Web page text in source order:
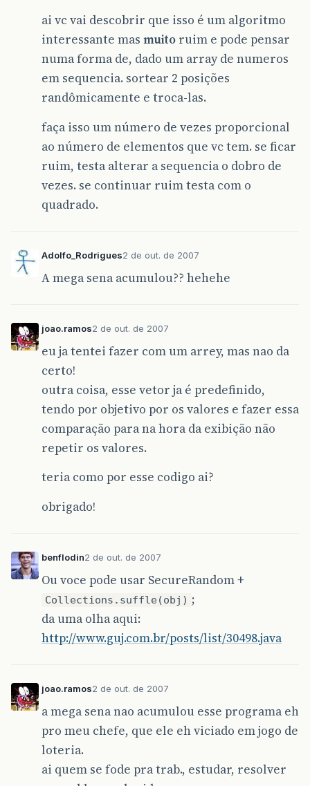
ai vc vai descobrir que isso é um algoritmo
interessante mas muito ruim e pode pensar
numa forma de, dado um array de numeros
em sequencia. sortear 2 posições
randômicamente e troca-las.
faça isso um número de vezes proporcional
ao número de elementos que vc tem. se ficar
ruim, testa alterar a sequencia o dobro de
vezes. se continuar ruim testa com o
quadrado.
Adolfo_Rodrigues2 de out. de 2007
A mega sena acumulou?? hehehe
joao.ramos2 de out. de 2007
eu ja tentei fazer com um arrey, mas nao da
certo!
outra coisa, esse vetor ja é predefinido,
tendo por objetivo por os valores e fazer essa
comparação para na hora da exibição não
repetir os valores.
teria como por esse codigo ai?
obrigado!
benflodin2 de out. de 2007
Ou voce pode usar SecureRandom +
Collections.suffle(obj) ;
da uma olha aqui:
http://www.guj.com.br/posts/list/30498.java
joao.ramos2 de out. de 2007
a mega sena nao acumulou esse programa eh
pro meu chefe, que ele eh viciado em jogo de
loteria.
ai quem se fode pra trab., estudar, resolver